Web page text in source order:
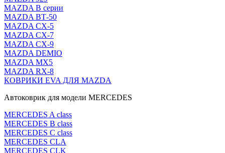
MAZDA В серии
MAZDA ВТ-50
MAZDA CX-5
MAZDA CX-7
MAZDA CX-9
MAZDA DEMIO
MAZDA MX5
MAZDA RX-8
КОВРИКИ EVA ДЛЯ MAZDA
Автоковрик для модели MERCEDES
MERCEDES A class
MERCEDES B class
MERCEDES C class
MERCEDES CLA
MERCEDES CLK